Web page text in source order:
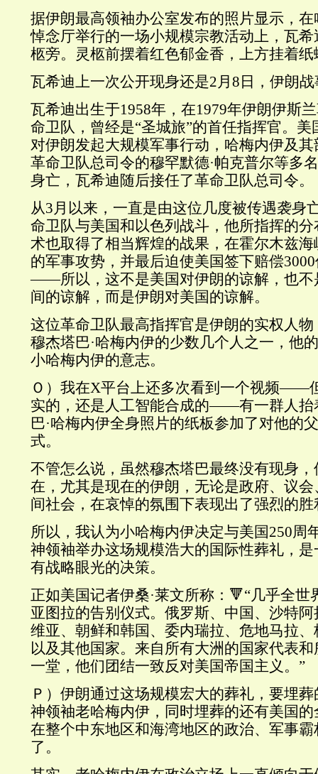
据伊朗最高领袖办公室发布的照片显示，
悼念厅举行的一场小规模宗教活动上，瓦
柩旁。灵柩前摆着红色郁金香，上方挂着纸
瓦希迪上一次公开现身还是2月8日，伊朗
瓦希迪出生于1958年，在1979年伊朗伊斯
命卫队，曾经是“圣城旅”的首任指挥官。美
对伊朗发起大规模军事行动，哈梅内伊及
革命卫队总司令的穆罕默德·帕克普尔等多
身亡，瓦希迪随后接任了革命卫队总司令。
从3月以来，一直是由这位几度被传遇袭身
命卫队与美国和以色列战斗，他所指挥的
术也取得了相当辉煌的战果，在霍尔木兹
的军事攻势，并最后迫使美国签下赔偿
——所以，这不是美国对伊朗的谅解，也不
间的谅解，而是伊朗对美国的谅解。
这位革命卫队最高指挥官是伊朗的实权人
穆杰塔巴·哈梅内伊的少数几个人之一，他
小哈梅内伊的意志。
Ｏ）我在X平台上还多次看到一个视频——
实的，还是人工智能合成的——有一群人抬
巴·哈梅内伊全身照片的纸板参加了对他的
式。
不管怎么说，虽然穆杰塔巴最终没有现身
在，尤其是现在的伊朗，无论是政府、议
间社会，在哀悼的氛围下表现出了强烈的
所以，我认为小哈梅内伊决定与美国250周
神领袖举办这场规模浩大的国际性葬礼，
有战略眼光的决策。
正如美国记者伊桑·莱文所称：🔻“几乎全
亚图拉的告别仪式。俄罗斯、中国、沙特
维亚、朝鲜和韩国、委内瑞拉、危地马拉
以及其他国家。来自所有大洲的国家代表
一堂，他们团结一致反对美国帝国主义。”
Ｐ）伊朗通过这场规模宏大的葬礼，要埋
神领袖老哈梅内伊，同时埋葬的还有美国
在整个中东地区和海湾地区的政治、军事
了。